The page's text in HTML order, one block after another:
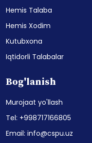
Hemis Talaba
Hemis Xodim
Kutubxona
Iqtidorli Talabalar
Bog'lanish
Murojaat yo'llash
Tel: +998717166805
Email: info@cspu.uz